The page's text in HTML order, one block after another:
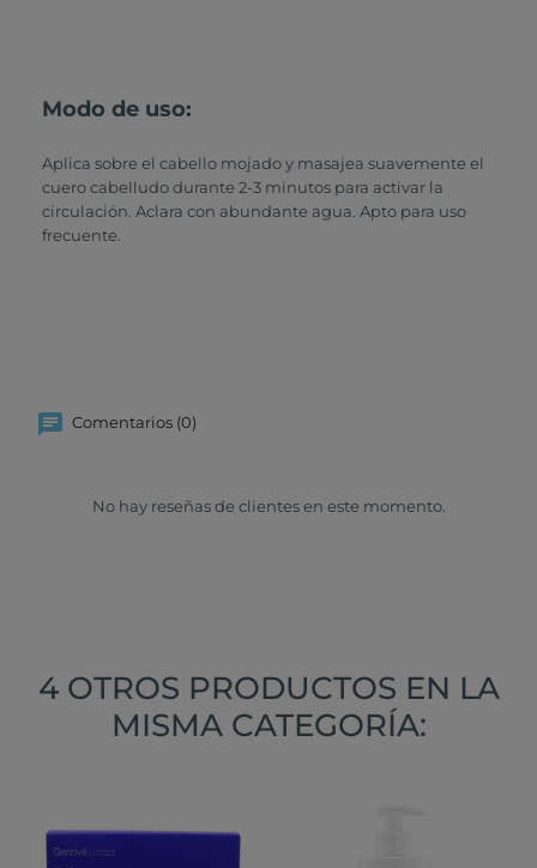
Modo de uso:
Aplica sobre el cabello mojado y masajea suavemente el
cuero cabelludo durante 2-3 minutos para activar la
circulación. Aclara con abundante agua. Apto para uso
frecuente.
Comentarios (0)
No hay reseñas de clientes en este momento.
4 OTROS PRODUCTOS EN LA
MISMA CATEGORÍA: